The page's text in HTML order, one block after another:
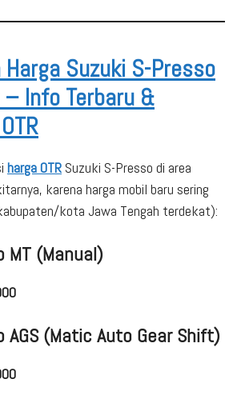
Suzuki S-Presso
Info Terbaru &
harga OTR Suzuki S-Presso di area
karena harga mobil baru sering
kota Jawa Tengah terdekat):
MT (Manual)
AGS (Matic Auto Gear Shift)